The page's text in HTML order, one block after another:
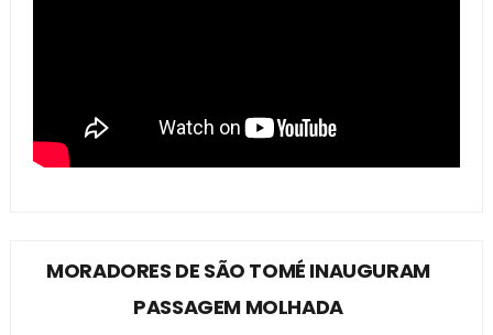
MORADORES DE SÃO TOMÉ INAUGURAM
PASSAGEM MOLHADA